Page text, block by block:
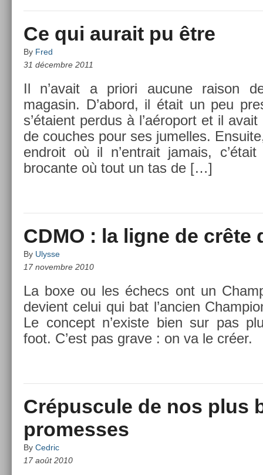
Ce qui aurait pu être
By Fred
31 décembre 2011
Il n’avait a priori aucune raison
magasin. D’abord, il était un peu
s’étaient per­dus à l’aé­roport et il
de co­uc­hes pour ses jumel­les.
end­roit où il n’entrait jamais,
brocan­te où tout un tas de […]
CDMO : la ligne de crête
By Ulysse
17 novembre 2010
La boxe ou les échecs ont un
de­vient celui qui bat l’an­ci­en
Le con­cept n’exis­te bien sur pas
foot. C’est pas grave : on va le créer.
Crépuscule de nos plus
promesses
By Cedric
17 août 2010